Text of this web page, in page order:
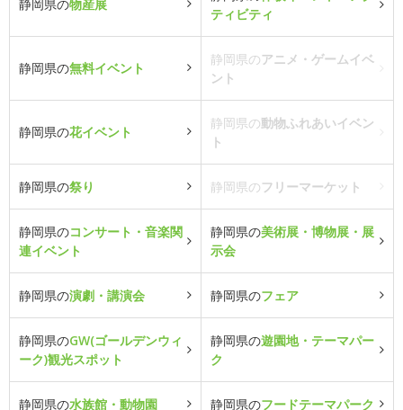
静岡県の物産展
ティビティ
静岡県の無料イベント
静岡県のアニメ・ゲームイベ
ント
静岡県の花イベント
静岡県の動物ふれあいイベン
ト
静岡県の祭り 静岡県のフリーマーケット
静岡県のコンサート・音楽関
連イベント
静岡県の美術展・博物展・展
示会
静岡県の演劇・講演会 静岡県のフェア
静岡県のGW(ゴールデンウィ
ーク)観光スポット
静岡県の遊園地・テーマパー
ク
静岡県の水族館・動物園 静岡県のフードテーマパーク